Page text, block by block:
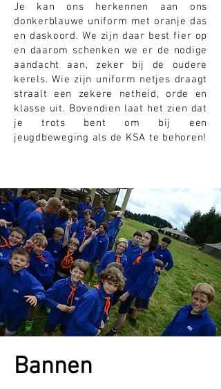
Je kan ons herkennen aan ons
donkerblauwe uniform met oranje das
en daskoord. We zijn daar best fier op
en daarom schenken we er de nodige
aandacht aan, zeker bij de oudere
kerels. Wie zijn uniform netjes draagt
straalt een zekere netheid, orde en
klasse uit. Bovendien laat het zien dat
je trots bent om bij een
jeugdbeweging als de KSA te behoren!
Bannen